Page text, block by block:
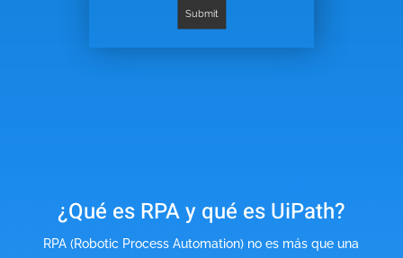
¿Qué es RPA y qué es UiPath?
RPA (Robotic Process Automation) no es más que una